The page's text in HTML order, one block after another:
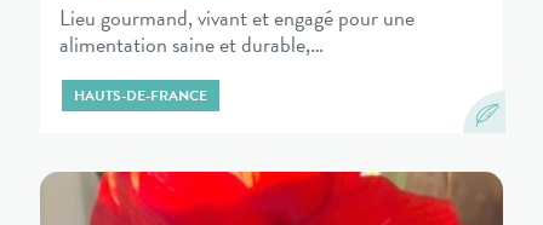
Lieu gourmand, vivant et engagé pour une
alimentation saine et durable,…
HAUTS-DE-FRANCE